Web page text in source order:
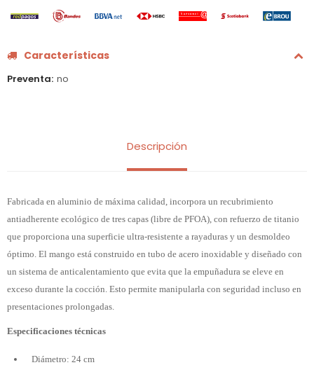
Características
Preventa no
Descripción
Fabricada en aluminio de máxima calidad, incorpora un recubrimiento
antiadherente ecológico de tres capas (libre de PFOA), con refuerzo de titanio
que proporciona una superficie ultra-resistente a rayaduras y un desmoldeo
óptimo. El mango está construido en tubo de acero inoxidable y diseñado con
un sistema de anticalentamiento que evita que la empuñadura se eleve en
exceso durante la cocción. Esto permite manipularla con seguridad incluso en
presentaciones prolongadas.
Especificaciones técnicas
Diámetro: 24 cm